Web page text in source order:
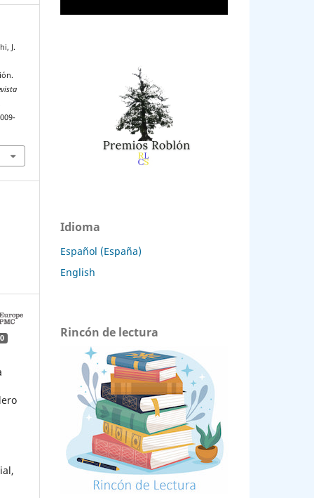
J.
0
Idioma
Español (España)
English
Rincón de lectura